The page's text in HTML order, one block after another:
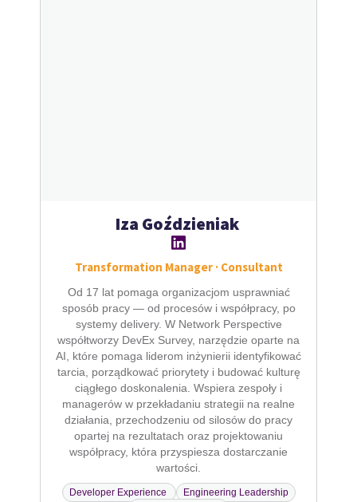
Iza Goździeniak
Transformation Manager · Consultant
Od 17 lat pomaga organizacjom usprawniać
sposób pracy — od procesów i współpracy, po
systemy delivery. W Network Perspective
współtworzy DevEx Survey, narzędzie oparte na
AI, które pomaga liderom inżynierii identyfikować
tarcia, porządkować priorytety i budować kulturę
ciągłego doskonalenia. Wspiera zespoły i
managerów w przekładaniu strategii na realne
działania, przechodzeniu od silosów do pracy
opartej na rezultatach oraz projektowaniu
współpracy, która przyspiesza dostarczanie
wartości.
Developer Experience
Engineering Leadership